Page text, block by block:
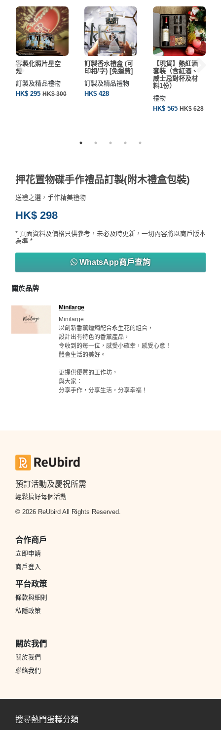
工
作
坊
戶
外
樂
客製化照片星空
燈
訂製及精品禮物
HK$ 295 HK$ 300
訂製香水禮盒 (可
印相/字) [免運費]
訂製及精品禮物
HK$ 428
【現貨】熱紅酒
套裝（含紅酒、
威士忌對杯及材
料1份）
禮物
HK$ 565 HK$ 628
押花置物碟手作禮品訂製(附木禮盒包裝)
送禮之選，手作精美禮物
HK$ 298
* 頁面資料及價格只供參考，未必及時更新，一切內容將以商戶版本
為準 *
WhatsApp商戶查詢
關於品牌
Minilarge
Minilarge
以創新香薰蠟燭配合永生花的組合，
設計出有特色的香薰產品，
令收到的每一位，感受小確幸，感受心意！
體會生活的美好。
更提供優質的工作坊，
與大家：
分享手作，分享生活，分享幸福！
預訂活動及慶祝所需
輕鬆搞好每個活動
© 2026 ReUbird All Rights Reserved.
合作商戶
立即申請
商戶登入
平台政策
條款與細則
私隱政策
關於我們
關於我們
聯絡我們
搜尋熱門蛋糕分類